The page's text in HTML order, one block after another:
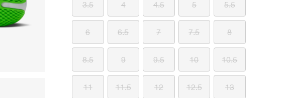
3.5 4 4.5 5 5.5
6 6.5 7 7.5 8
8.5 9 9.5 10 10.5
11 11.5 12 12.5 13